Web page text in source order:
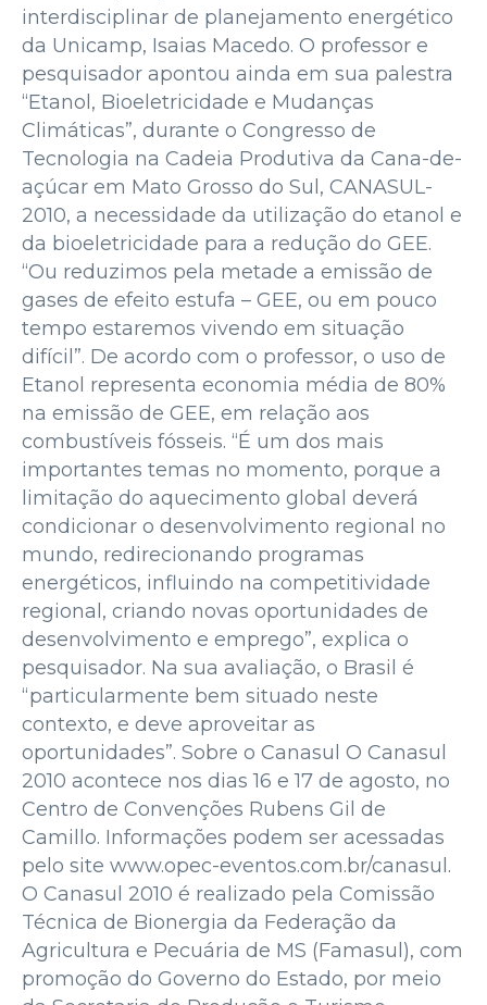
interdisciplinar de planejamento energético
da Unicamp, Isaias Macedo. O professor e
pesquisador apontou ainda em sua palestra
“Etanol, Bioeletricidade e Mudanças
Climáticas”, durante o Congresso de
Tecnologia na Cadeia Produtiva da Cana-de-
açúcar em Mato Grosso do Sul, CANASUL-
2010, a necessidade da utilização do etanol e
da bioeletricidade para a redução do GEE.
“Ou reduzimos pela metade a emissão de
gases de efeito estufa – GEE, ou em pouco
tempo estaremos vivendo em situação
difícil”. De acordo com o professor, o uso de
Etanol representa economia média de 80%
na emissão de GEE, em relação aos
combustíveis fósseis. “É um dos mais
importantes temas no momento, porque a
limitação do aquecimento global deverá
condicionar o desenvolvimento regional no
mundo, redirecionando programas
energéticos, influindo na competitividade
regional, criando novas oportunidades de
desenvolvimento e emprego”, explica o
pesquisador. Na sua avaliação, o Brasil é
“particularmente bem situado neste
contexto, e deve aproveitar as
oportunidades”. Sobre o Canasul O Canasul
2010 acontece nos dias 16 e 17 de agosto, no
Centro de Convenções Rubens Gil de
Camillo. Informações podem ser acessadas
pelo site www.opec-eventos.com.br/canasul.
O Canasul 2010 é realizado pela Comissão
Técnica de Bionergia da Federação da
Agricultura e Pecuária de MS (Famasul), com
promoção do Governo do Estado, por meio